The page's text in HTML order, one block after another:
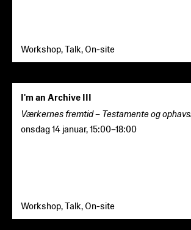
Workshop, Talk, On-site
I'm an Archive III
Værkernes fremtid – Testamente og
onsdag 14 januar,15:00–18:00
Workshop, Talk, On-site